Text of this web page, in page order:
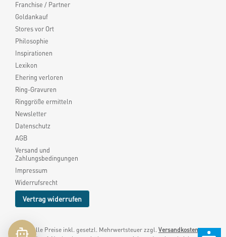
Franchise / Partner
Goldankauf
Stores vor Ort
Philosophie
Inspirationen
Lexikon
Ehering verloren
Ring-Gravuren
Ringgröße ermitteln
Newsletter
Datenschutz
AGB
Versand und
Zahlungsbedingungen
Impressum
Widerrufsrecht
Vertrag widerrufen
* Alle Preise inkl. gesetzl. Mehrwertsteuer zzgl. Versandkosten